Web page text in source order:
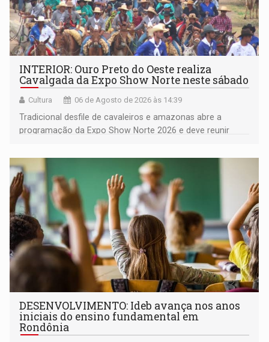
INTERIOR: Ouro Preto do Oeste realiza
Cavalgada da Expo Show Norte neste sábado
Cultura 06 de Agosto de 2026 às 14:39
Tradicional desfile de cavaleiros e amazonas abre a
programação da Expo Show Norte 2026 e deve reunir
DESENVOLVIMENTO: Ideb avança nos anos
iniciais do ensino fundamental em
Rondônia